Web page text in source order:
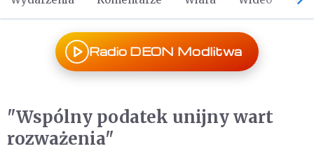
Radio DEON Modlitwa
"Wspólny podatek unijny wart
rozważenia"